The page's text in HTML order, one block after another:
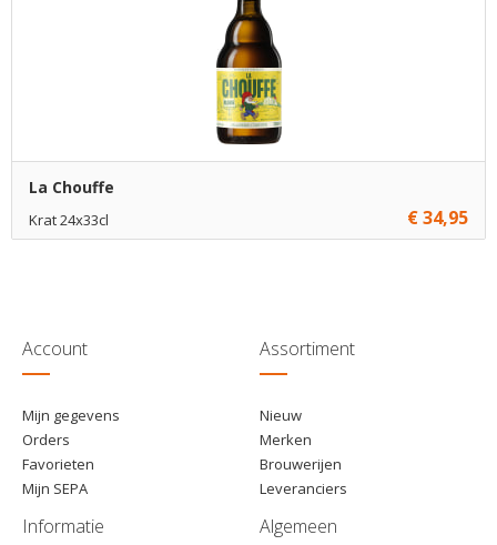
La Chouffe
Krat 24x33cl € 34,95
€ 34,45 Toevoegen
Account
Mijn gegevens
Orders
Favorieten
Mijn SEPA
Assortiment
Nieuw
Merken
Brouwerijen
Leveranciers
Informatie Algemeen